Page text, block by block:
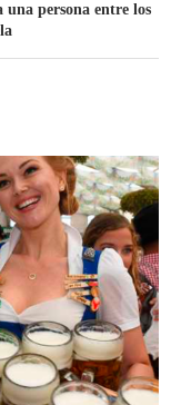
una persona entre los